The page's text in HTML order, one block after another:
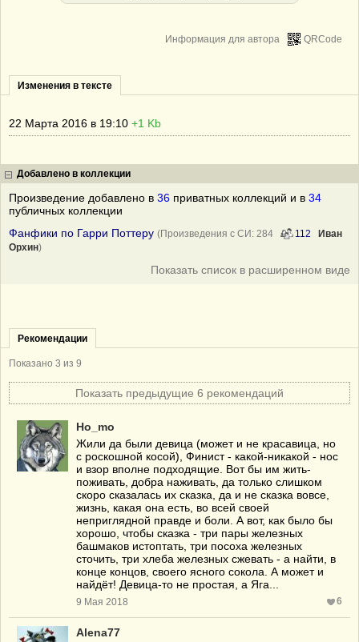
QRCode
Информация для автора
Изменения в тексте
22 Марта 2016 в 19:10 +1 Kb
Добавлено в коллекции
Произведение добавлено в 36 приватных коллекций и в 34
публичных коллекции
Фанфики по Гарри Поттеру (Произведения с СИ: 284 112
Иван
Орхин)
Показать список в расширенном виде
Рекомендации
Показано 3 из 9
Показать предыдущие 6 рекомендаций
Ho_mo
Жили да были девица (может и не красавица, но
с роскошной косой), Финист - какой-никакой - нос
и взор вполне подходящие. Вот бы им жить-
поживать, добра наживать, да только слишком
скоро сказалась их сказка, да и не сказка вовсе,
жизнь, какая она есть, во всей своей
неприглядной правде и боли. А вот, как было бы
хорошо, чтобы сказка - три пары железных
башмаков истоптать, три посоха железных
сточить, три хлеба железных сжевать - а найти, в
конце концов, своего ясного сокола. А может и
найдёт! Девица-то не простая, а Яга...
9 Мая 2018 6
Alena77